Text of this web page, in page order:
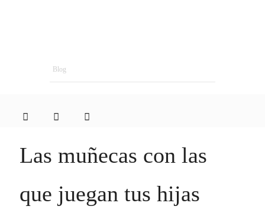
Blog
Las muñecas con las
que juegan tus hijas